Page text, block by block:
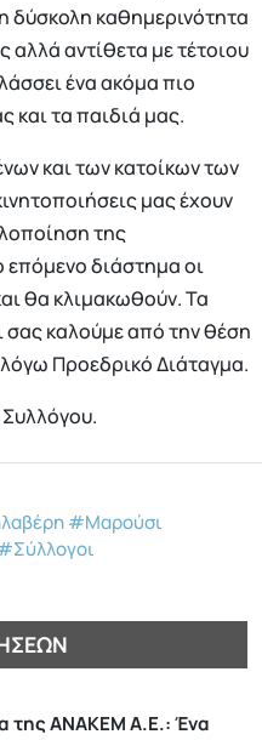
δύσκολη καθημερινότητα
αλλά αντίθετα με τέτοιου
ένα ακόμα πιο
και τα παιδιά μας.
και των κατοίκων των
μας έχουν
της
επόμενο διάστημα οι
θα κλιμακωθούν. Τα
σας καλούμε από την θέση
Προεδρικό Διάταγμα.
Συλλόγου.
#Μαρούσι
της ΑΝΑΚΕΜ Α.Ε.: Ένα